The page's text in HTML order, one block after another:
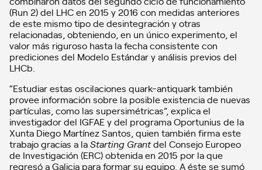
(Run 2) del LHC en 2015 y 2016 con medidas anteriores
de este mismo tipo de desintegración y otras
relacionadas, obteniendo, en un único experimento, el
valor más riguroso hasta la fecha consistente con
prediciones del Modelo Estándar y análisis previos del
LHCb.
“Estudiar estas oscilaciones quark-antiquark también
provee información sobre la posible existencia de nuevas
partículas, como las supersimétricas”, explica el
investigador del IGFAE y del programa Oportunius de la
Xunta Diego Martínez Santos, quien también firma este
trabajo gracias a laStarting Grantdel Consejo Europeo
de Investigación (ERC) obtenida en 2015 por la que
regresó a Galicia para formar su equipo. A éste se sumó